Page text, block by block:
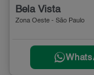
Bela Vista
Zona Oeste - São Paulo